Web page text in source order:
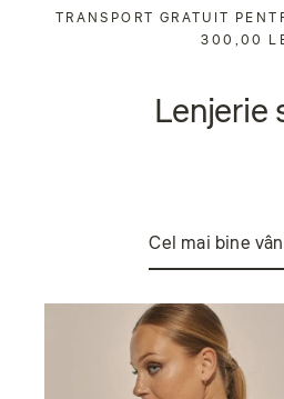
TRANSPORT GRATUIT
300,00
Lenjerie